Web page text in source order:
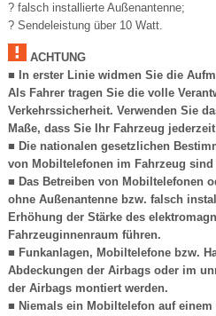
? falsch installierte Außenantenne;
? Sendeleistung über 10 Watt.
ACHTUNG
■ In erster Linie widmen Sie die
Als Fahrer tragen Sie die volle
Verkehrssicherheit. Verwenden Sie
Maße, dass Sie Ihr Fahrzeug
■ Die nationalen gesetzlichen
von Mobiltelefonen im Fahrzeug sind
■ Das Betreiben von Mobiltelefonen
ohne Außenantenne bzw. falsch
Erhöhung der Stärke des
Fahrzeuginnenraum führen.
■ Funkanlagen, Mobiltelefone bzw.
Abdeckungen der Airbags oder im
der Airbags montiert werden.
■ Niemals ein Mobiltelefon auf